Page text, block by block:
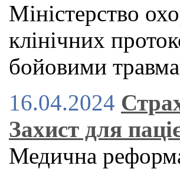
Міністерство
клінічних
бойовими
16.04.2024
Захист для
Медична